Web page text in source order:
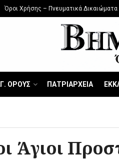
Όροι Χρήσης – Πνευματικά Δικαιώματα
ΟΡΟΥΣ ΠΑΤΡΙΑΡΧΕΙΑ
Άγιοι